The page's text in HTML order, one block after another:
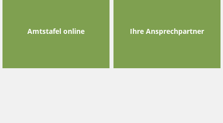
Amtstafel online Ihre Ansprechpartner